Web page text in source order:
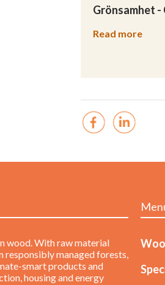
Grönsamhet -
Read more
wood. With raw material
responsibly managed forests,
smart products and
housing and energy